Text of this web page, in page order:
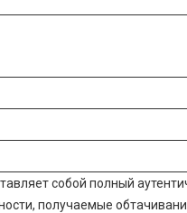
собой полный
получаемые